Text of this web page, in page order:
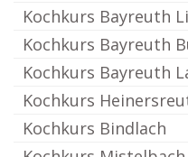
Kochkurs Bayreuth
Kochkurs Bayreuth
Kochkurs Bayreuth
Kochkurs
Kochkurs Bindlach